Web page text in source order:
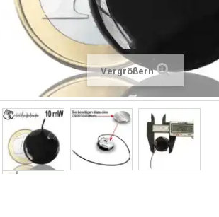
Vergrößern